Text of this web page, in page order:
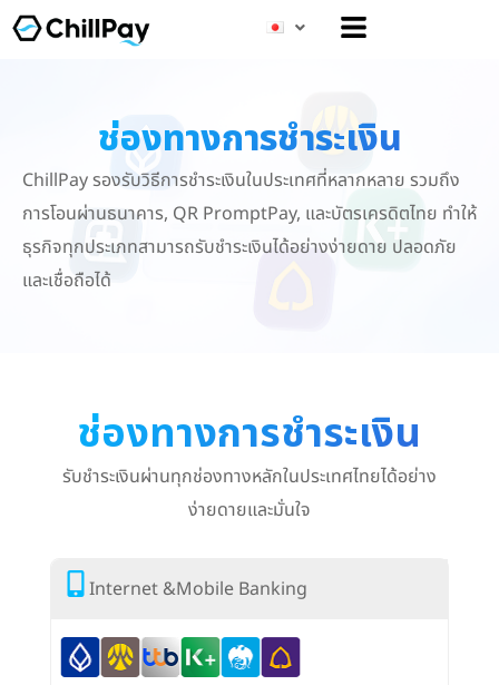
メ
ニ
ช่องทางการชำระเงิน
ChillPay รองรับวิธีการชำระเงินในประเทศที่หลากหลาย รวมถึง
การโอนผ่านธนาคาร, QR PromptPay, และบัตรเครดิตไทย ทำให้
ธุรกิจทุกประเภทสามารถรับชำระเงินได้อย่างง่ายดาย ปลอดภัย
และเชื่อถือได้
ช่องทางการชำระเงิน​
รับชำระเงินผ่านทุกช่องทางหลักในประเทศไทยได้อย่าง
ง่ายดายและมั่นใจ
Internet &Mobile Banking